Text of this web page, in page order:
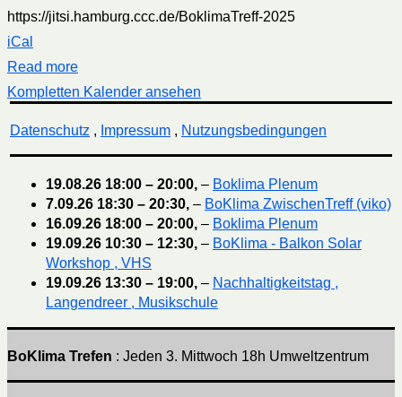
https://jitsi.hamburg.ccc.de/BoklimaTreff-2025
iCal
Read more
Kompletten Kalender ansehen
Datenschutz , Impressum, Nutzungsbedingungen
19.08.26 18:00 – 20:00, – Boklima Plenum
7.09.26 18:30 – 20:30, – BoKlima ZwischenTreff (viko)
16.09.26 18:00 – 20:00, – Boklima Plenum
19.09.26 10:30 – 12:30, – BoKlima - Balkon Solar
Workshop , VHS
19.09.26 13:30 – 19:00, – Nachhaltigkeitstag ,
Langendreer , Musikschule
BoKlima Trefen : Jeden 3. Mittwoch 18h Umweltzentrum